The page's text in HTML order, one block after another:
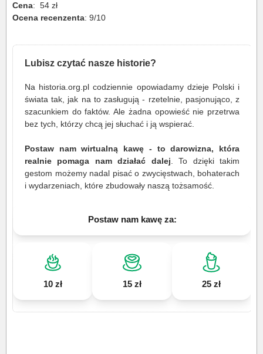
Cena: 54 zł
Ocena recenzenta: 9/10
Lubisz czytać nasze historie?
Na historia.org.pl codziennie opowiadamy dzieje Polski i
świata tak, jak na to zasługują - rzetelnie, pasjonująco, z
szacunkiem do faktów. Ale żadna opowieść nie przetrwa
bez tych, którzy chcą jej słuchać i ją wspierać.
Postaw nam wirtualną kawę - to darowizna, która
realnie pomaga nam działać dalej . To dzięki takim
gestom możemy nadal pisać o zwycięstwach, bohaterach
i wydarzeniach, które zbudowały naszą tożsamość.
Postaw nam kawę za:
10 zł 15 zł 25 zł